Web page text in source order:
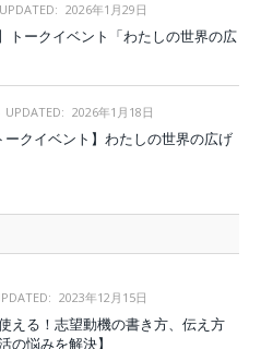
UPDATED: 2026年1月29日
トークイベント「わたしの世界の広
UPDATED: 2026年1月18日
ークイベント】わたしの世界の広げ
2023年12月15日
える！志望動機の書き方、伝え方
の悩みを解決】